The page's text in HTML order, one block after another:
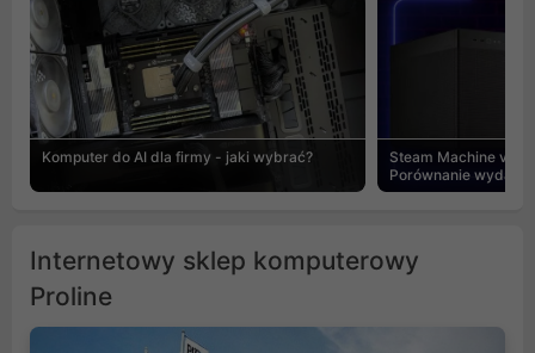
Komputer do AI dla firmy - jaki wybrać?
Steam Machine vs
Porównanie
Internetowy sklep komputerowy
Proline